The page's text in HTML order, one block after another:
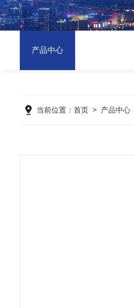
产品中心
当前位置：首页 > 产品中心